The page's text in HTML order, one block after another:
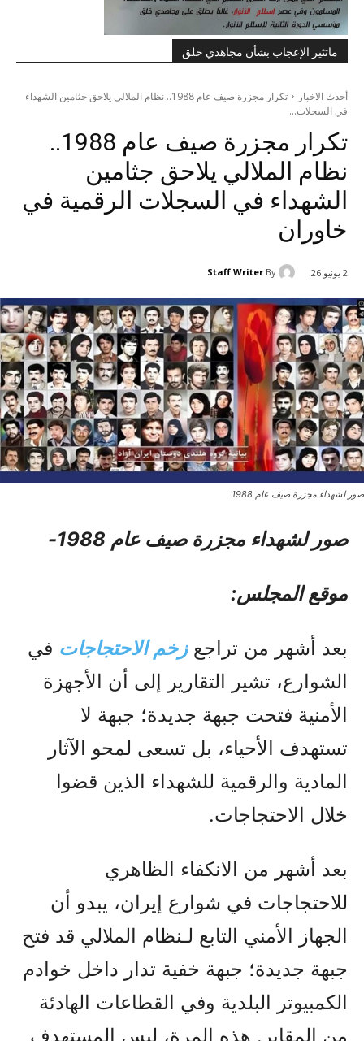
ماتثير الإعجاب بشأن مجاهدي خلق
أحدث الاخبار
تكرار مجزرة صیف عام 1988.. نظام الملالي يلاحق جثامين الشهداء
في السجلات...
تكرار مجزرة صیف عام 1988..
نظام الملالي يلاحق جثامين
الشهداء في السجلات الرقمية في
خاوران
2 يونيو 26 By
Staff Writer
صور لشهداء مجزرة صیف عام 1988
صور لشهداء مجزرة صیف عام 1988-
موقع المجلس:
بعد أشهر من تراجعزخم الاحتجاجات في
الشوارع، تشير التقارير إلى أن الأجهزة
الأمنية فتحت جبهة جديدة؛ جبهة لا
تستهدف الأحياء، بل تسعى لمحو الآثار
المادية والرقمية للشهداء الذين قضوا
خلال الاحتجاجات.
بعد أشهر من الانكفاء الظاهري
للاحتجاجات في شوارع إيران، يبدو أن
الجهاز الأمني التابع لـنظام الملالي قد فتح
جبهة جديدة؛ جبهة خفية تدار داخل خوادم
الكمبيوتر البلدية وفي القطاعات الهادئة
من المقابر. هذه المرة، ليس المستهدف